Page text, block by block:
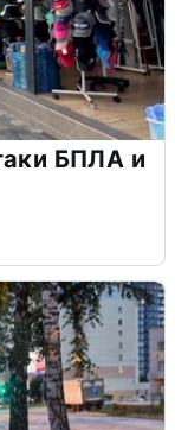
БПЛА и